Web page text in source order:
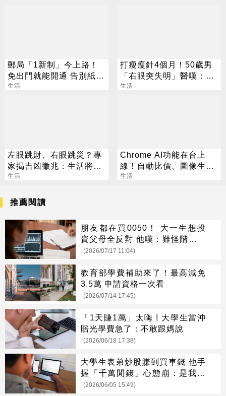
郵局「1新制」今上路！
免出門就能開通 告別紙本
不用跑臨櫃
生活
打瘦瘦針4個月！50歲男
「右眼突失明」醫嘆：無
法恢復
生活
左眼跳財、右眼跳災？專
家揭吉凶徵兆：生活將有
變化
生活
Chrome AI功能在台上
線！自動比價、圖像生成
化身最強助理
生活
推薦閱讀
朋友都在買0050！ 大一生想投
資父母全反對 他嘆：難怪階級複
製
(2026/07/17 11:04)
教育部學費補助來了！最高減免
3.5萬 申請資格一次看
(2026/07/14 17:45)
「1天賺1萬」太嗨 ! 大學生當沖
賠光學費急了：不敢跟媽說
(2026/06/18 17:38)
大學生表弟炒股賺到買車錢 他手
握「千萬閒錢」心態崩：是我太
保守？
(2026/06/05 15:49)